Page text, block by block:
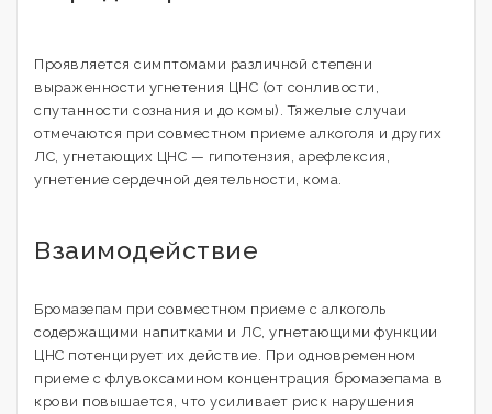
Проявляется симптомами различной степени
выраженности угнетения ЦНС (от сонливости,
спутанности сознания и до комы). Тяжелые случаи
отмечаются при совместном приеме алкоголя и других
ЛС, угнетающих ЦНС — гипотензия, арефлексия,
угнетение сердечной деятельности, кома.
Взаимодействие
Бромазепам при совместном приеме с алкоголь
содержащими напитками и ЛС, угнетающими функции
ЦНС потенцирует их действие. При одновременном
приеме с флувоксамином концентрация бромазепама в
крови повышается, что усиливает риск нарушения